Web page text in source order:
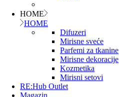
HOME
HOME
Difuzeri
Mirisne sveće
Parfemi za tkanine
Mirisne dekoracije
Kozmetika
Mirisni setovi
RE:Hub Outlet
Magazin